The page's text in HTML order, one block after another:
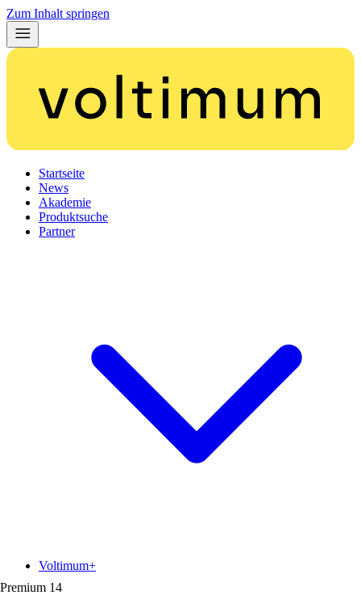
Zum Inhalt springen
Startseite
News
Akademie
Produktsuche
Partner
Premium 14
Voltimum+